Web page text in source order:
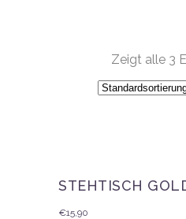
Zeigt alle 3
STEHTISCH
€15,90